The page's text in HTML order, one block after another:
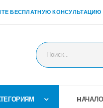
БЕСПЛАТНУЮ КОНСУЛЬТАЦИЮ
HАЧАЛО